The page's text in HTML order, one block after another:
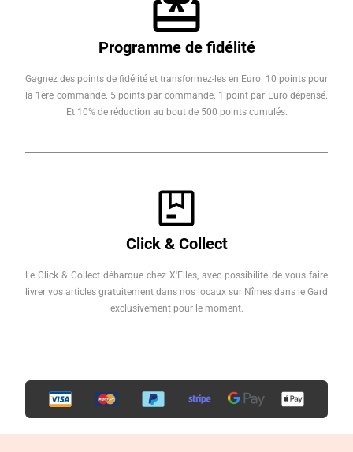
Programme de fidélité
Gagnez des points de fidélité et transformez-les en Euro. 10 points pour
la 1ère commande. 5 points par commande. 1 point par Euro dépensé.
Et 10% de réduction au bout de 500 points cumulés.
Click & Collect
Le Click & Collect débarque chez X'Elles, avec possibilité de vous faire
livrer vos articles gratuitement dans nos locaux sur Nîmes dans le Gard
exclusivement pour le moment.